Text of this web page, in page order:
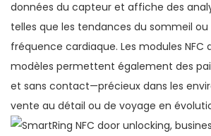
données du capteur et affiche des
telles que les tendances du sommeil ou
fréquence cardiaque. Les modules NFC
modèles permettent également des
et sans contact—précieux dans les
vente au détail ou de voyage en